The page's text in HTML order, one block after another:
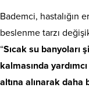
Bademci, hastalığın
beslenme tarzı
“Sıcak su banyoları
kalmasında
altına alınarak